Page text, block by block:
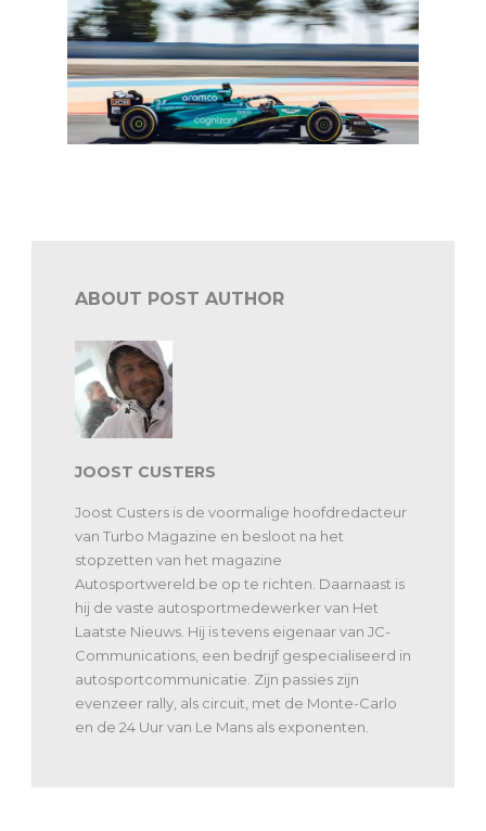
ABOUT POST AUTHOR
JOOST CUSTERS
Joost Custers is de voormalige hoofdredacteur
van Turbo Magazine en besloot na het
stopzetten van het magazine
Autosportwereld.be op te richten. Daarnaast is
hij de vaste autosportmedewerker van Het
Laatste Nieuws. Hij is tevens eigenaar van JC-
Communications, een bedrijf gespecialiseerd in
autosportcommunicatie. Zijn passies zijn
evenzeer rally, als circuit, met de Monte-Carlo
en de 24 Uur van Le Mans als exponenten.